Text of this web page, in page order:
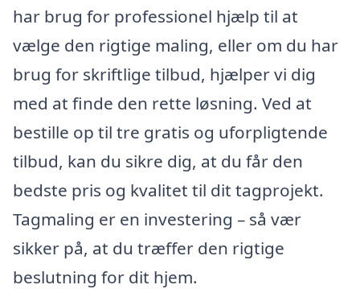
har brug for professionel hjælp til at
vælge den rigtige maling, eller om du har
brug for skriftlige tilbud, hjælper vi dig
med at finde den rette løsning. Ved at
bestille op til tre gratis og uforpligtende
tilbud, kan du sikre dig, at du får den
bedste pris og kvalitet til dit tagprojekt.
Tagmaling er en investering – så vær
sikker på, at du træffer den rigtige
beslutning for dit hjem.